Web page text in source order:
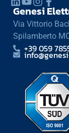
Genesi
Via Vittorio
Spilamberto
+39 059